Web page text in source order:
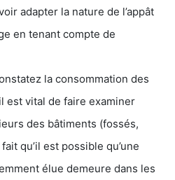
adapter la nature de l’appât
en tenant compte de
la consommation des
est vital de faire examiner
des bâtiments (fossés,
qu’il est possible qu’une
élue demeure dans les